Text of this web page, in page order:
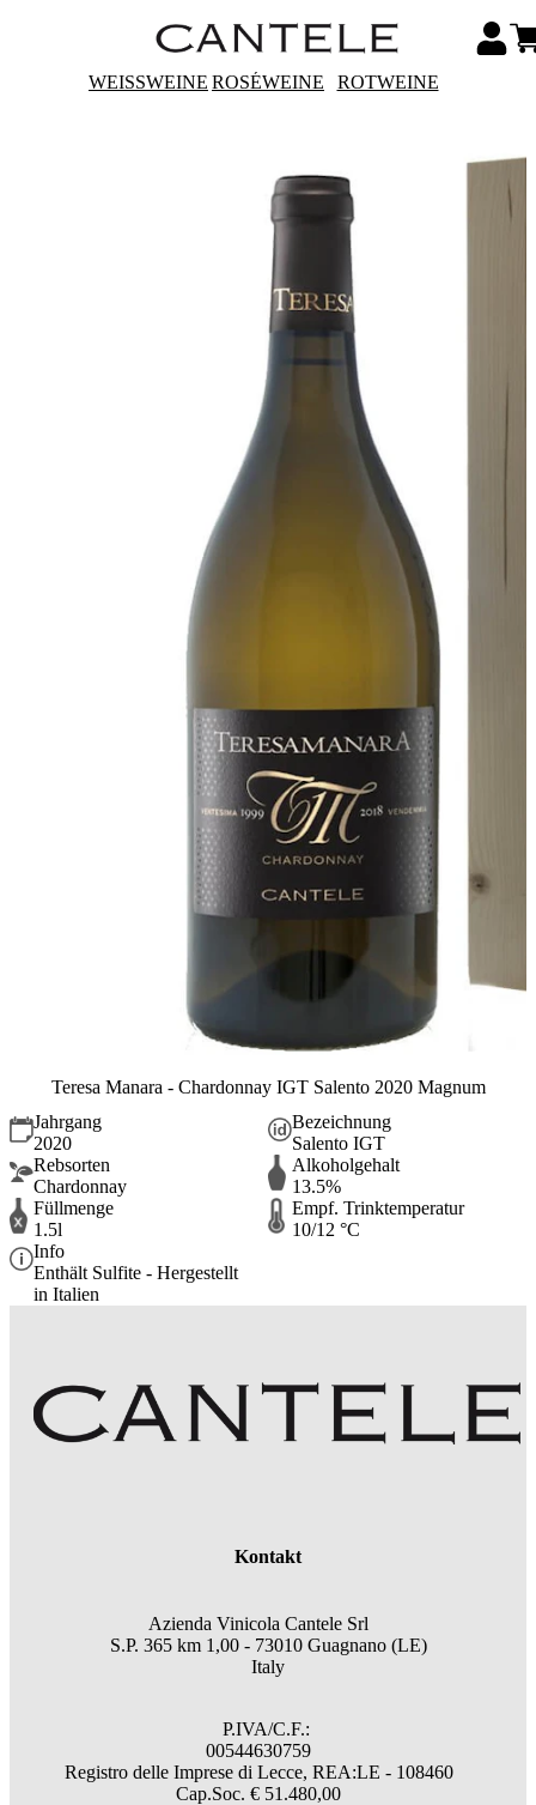
WEISSWEINE ROSÉWEINE ROTWEINE
Teresa Manara - Chardonnay IGT Salento 2020 Magnum
Jahrgang
2020
Bezeichnung
Salento IGT
Rebsorten
Chardonnay
Alkoholgehalt
13.5%
Füllmenge
1.5l
Empf. Trinktemperatur
10/12 °C
Info
Enthält Sulfite - Hergestellt
in Italien
Kontakt
Azienda Vinicola Cantele Srl
S.P. 365 km 1,00 - 73010 Guagnano (LE)
Italy
P.IVA/C.F.:
00544630759
Registro delle Imprese di Lecce, REA:LE - 108460
Cap.Soc. € 51.480,00